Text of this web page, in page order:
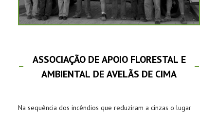
ASSOCIAÇÃO DE APOIO FLORESTAL E
AMBIENTAL DE AVELÃS DE CIMA
Na sequência dos incêndios que reduziram a cinzas o lugar